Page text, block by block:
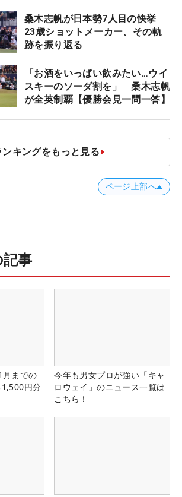
桑木志帆が日本勢7人目の快挙
23歳ショットメーカー、その軌
跡を振り返る
「お酒をいっぱい飲みたい…ウイ
スキーのソーダ割を」 桑木志帆
が全英制覇【優勝会見一問一答】
ンキングをもっと見る
ページ上部へ
事
までの
円分
今年も男女プロが強い「キャ
ロウェイ」のニュース一覧は
こちら！